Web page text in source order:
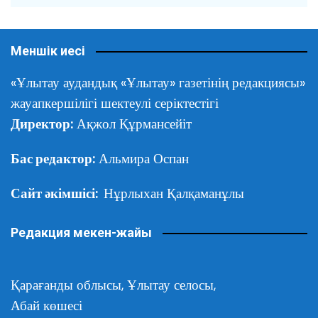
Меншік иесі
«Ұлытау аудандық «Ұлытау» газетінің редакциясы»
жауапкершілігі шектеулі серіктестігі
Директор: Ақжол Құрмансейіт
Бас редактор: Альмира Оспан
Сайт әкімшісі: Нұрлыхан Қалқаманұлы
Редакция мекен-жайы
Қарағанды облысы, Ұлытау селосы,
Абай көшесі